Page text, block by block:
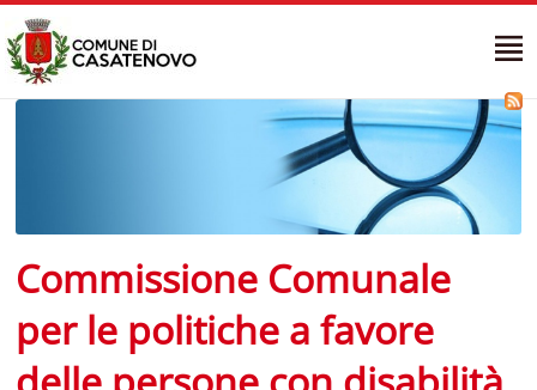
Commissione Comunale
per le politiche a favore